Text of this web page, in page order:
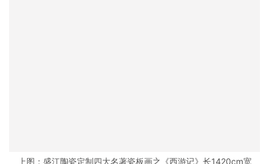
上图：盛江陶瓷定制四大名著瓷板画之《西游记》长1420cm宽